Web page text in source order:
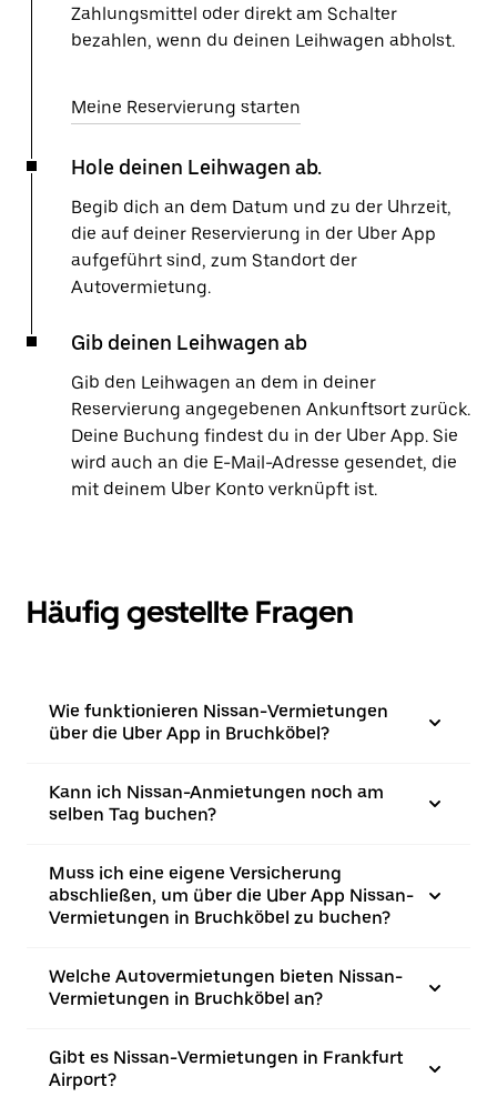
Zahlungsmittel oder direkt am Schalter
bezahlen, wenn du deinen Leihwagen abholst.
Meine Reservierung starten
Hole deinen Leihwagen ab.
Begib dich an dem Datum und zu der Uhrzeit,
die auf deiner Reservierung in der Uber App
aufgeführt sind, zum Standort der
Autovermietung.
Gib deinen Leihwagen ab
Gib den Leihwagen an dem in deiner
Reservierung angegebenen Ankunftsort zurück.
Deine Buchung findest du in der Uber App. Sie
wird auch an die E-Mail-Adresse gesendet, die
mit deinem Uber Konto verknüpft ist.
Häufig gestellte Fragen
Wie funktionieren Nissan-Vermietungen
über die Uber App in Bruchköbel?
Kann ich Nissan-Anmietungen noch am
selben Tag buchen?
Muss ich eine eigene Versicherung
abschließen, um über die Uber App Nissan-
Vermietungen in Bruchköbel zu buchen?
Welche Autovermietungen bieten Nissan-
Vermietungen in Bruchköbel an?
Gibt es Nissan-Vermietungen in Frankfurt
Airport?